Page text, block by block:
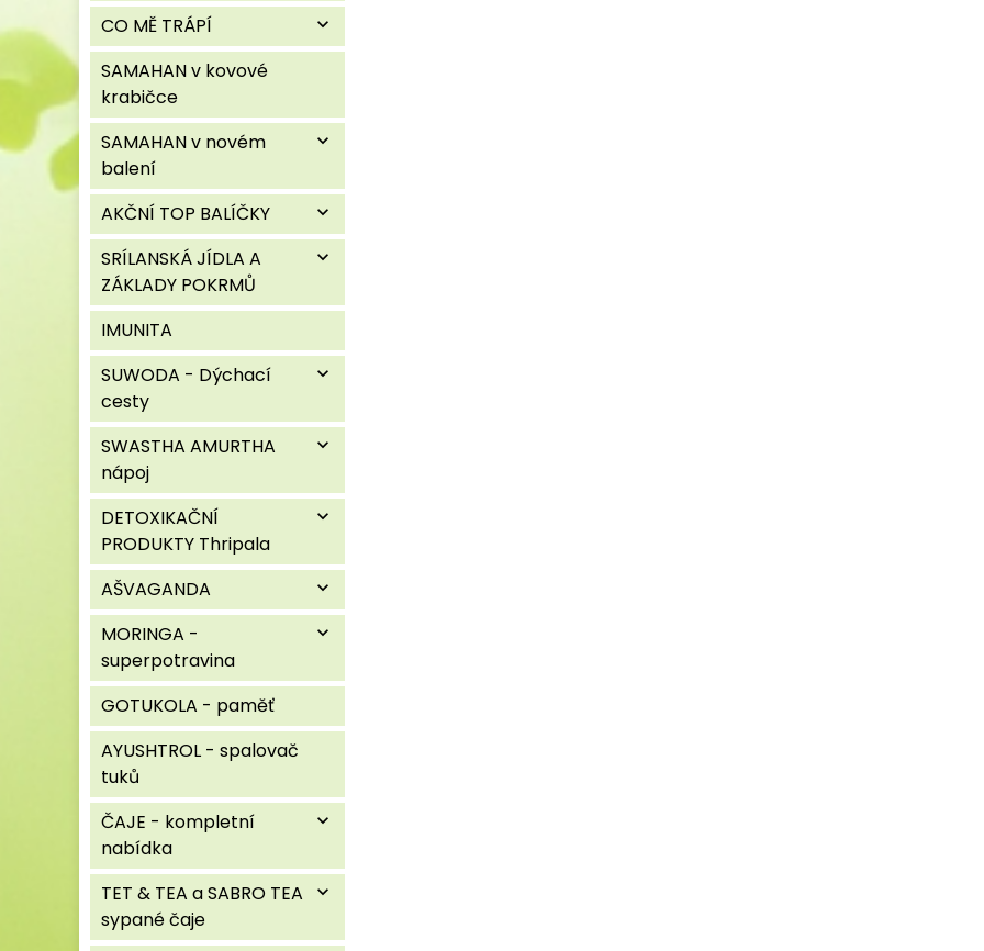
CO MĚ TRÁPÍ
expand_more
SAMAHAN v kovové
krabičce
SAMAHAN v novém
balení
expand_more
AKČNÍ TOP BALÍČKY expand_more
SRÍLANSKÁ JÍDLA A
ZÁKLADY POKRMŮ
expand_more
IMUNITA
SUWODA - Dýchací
cesty
expand_more
SWASTHA AMURTHA
nápoj
expand_more
DETOXIKAČNÍ
PRODUKTY Thripala
expand_more
AŠVAGANDA expand_more
MORINGA -
superpotravina
expand_more
GOTUKOLA - paměť
AYUSHTROL - spalovač
tuků
ČAJE - kompletní
nabídka
expand_more
TET & TEA a SABRO TEA
sypané čaje
expand_more